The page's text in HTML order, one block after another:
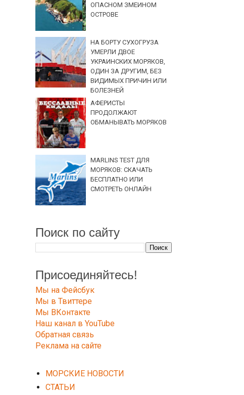
ОПАСНОМ ЗМЕИНОМ
ОСТРОВЕ
НА БОРТУ СУХОГРУЗА
УМЕРЛИ ДВОЕ
УКРАИНСКИХ МОРЯКОВ,
ОДИН ЗА ДРУГИМ, БЕЗ
ВИДИМЫХ ПРИЧИН ИЛИ
БОЛЕЗНЕЙ
АФЕРИСТЫ
ПРОДОЛЖАЮТ
ОБМАНЫВАТЬ МОРЯКОВ
MARLINS TEST ДЛЯ
МОРЯКОВ: СКАЧАТЬ
БЕСПЛАТНО ИЛИ
СМОТРЕТЬ ОНЛАЙН
Поиск по сайту
Присоединяйтесь!
Мы на Фейсбук
Мы в Твиттере
Мы ВКонтакте
Наш канал в YouTube
Обратная связь
Реклама на сайте
МОРСКИЕ НОВОСТИ
СТАТЬИ